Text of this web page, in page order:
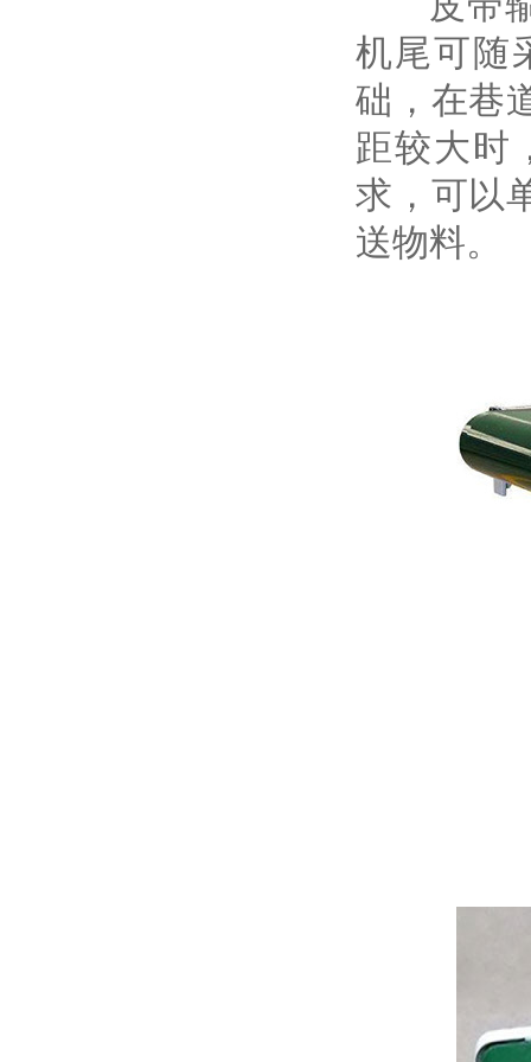
机尾可随
础，在巷
距较大时
求，可以
送物料。